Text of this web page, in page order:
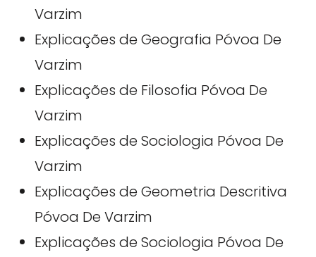
Varzim
Explicações de Geografia Póvoa De
Varzim
Explicações de Filosofia Póvoa De
Varzim
Explicações de Sociologia Póvoa De
Varzim
Explicações de Geometria Descritiva
Póvoa De Varzim
Explicações de Sociologia Póvoa De